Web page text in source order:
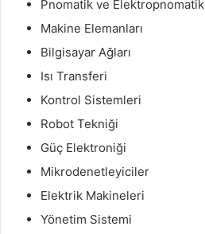
Pnomatik ve Elektropnomatik
Makine Elemanları
Bilgisayar Ağları
Isı Transferi
Kontrol Sistemleri
Robot Tekniği
Güç Elektroniği
Mikrodenetleyiciler
Elektrik Makineleri
Yönetim Sistemi